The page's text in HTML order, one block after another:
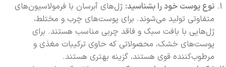
نوع پوست خود را بشناسید: ژل‌های آبرسان با فرمولاسیون‌های
متفاوتی تولید می‌شوند. برای پوست‌های چرب و مختلط،
ژل‌هایی با بافت سبک و فاقد چربی مناسب هستند. برای
پوست‌های خشک، محصولاتی که حاوی ترکیبات مغذی و
مرطوب‌کننده قوی هستند، گزینه بهتری هستند.